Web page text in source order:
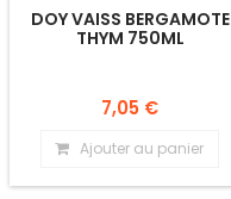
DOY VAISS BERGAMOTE
THYM 750ML
7,05 €
Ajouter au panier